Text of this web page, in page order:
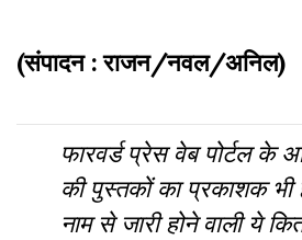
(संपादन : राजन/नवल/अनिल)
फारवर्ड प्रेस वेब पोर्टल के
की पुस्‍तकों का प्रकाशक
नाम से जारी होने वाली ये